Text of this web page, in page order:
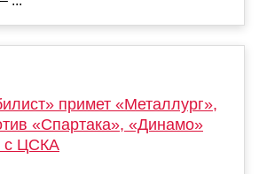
примет «Металлург»,
«Спартака», «Динамо»
с ЦСКА